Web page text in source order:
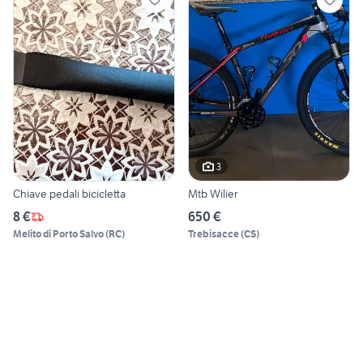
Chiave pedali bicicletta
8 €
Melito di Porto Salvo(RC)
3
Mtb Wilier
650 €
Trebisacce(CS)